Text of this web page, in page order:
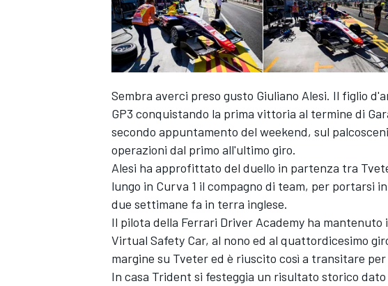
MONOPOSTO
Sembra averci preso gusto Giuliano Alesi. Il figlio
GP3 conquistando la prima vittoria al termine di
secondo appuntamento del weekend, sul
operazioni dal primo all'ultimo giro.
Alesi ha approfittato del duello in partenza tra
lungo in Curva 1 il compagno di team, per portarsi
due settimane fa in terra inglese.
Il pilota della Ferrari Driver Academy ha
Virtual Safety Car, al nono ed al quattordicesimo
margine su Tveter ed è riuscito così a transitare
In casa Trident si festeggia un risultato storico